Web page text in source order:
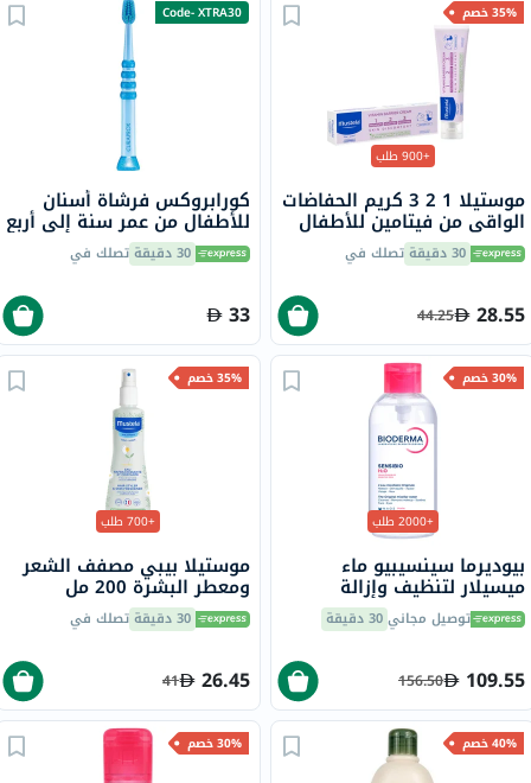
35% خصم
+900 طلب
موستيلا 1 2 3 كريم الحفاضات
الواقي من فيتامين للأطفال
50 مل 30 دقيقة تصلك في
28.55
44.25
Code- XTRA30
كورابروكس فرشاة أسنان
للأطفال من عمر سنة إلى أربع
سنوات30 دقيقة تصلك في
33
30% خصم
+2000 طلب
بيوديرما سينسيبيو ماء
ميسيلار لتنظيف وإزالة
المكياج 850 ملتوصيل مجاني30 دقيقة
109.55
156.50
35% خصم
+700 طلب
موستيلا بيبي مصفف الشعر
ومعطر البشرة 200 مل
30 دقيقة تصلك في
26.45
41
40% خصم 30% خصم